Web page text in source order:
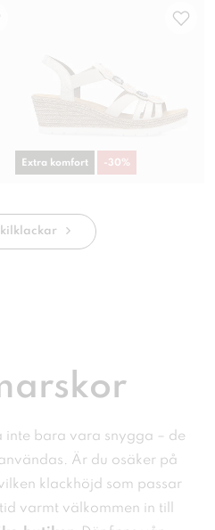
Extra komfort -30%
inte bara vara snygga – de
Är du osäker på
klackhöjd som passar
varmt välkommen in till